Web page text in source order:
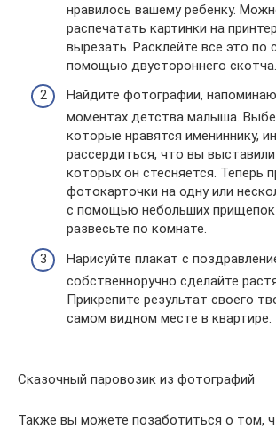
нравилось вашему ребенку.
распечатать картинки на
вырезать. Расклейте все это по
помощью двустороннего скотча.
Найдите фотографии,
моментах детства малыша.
которые нравятся имениннику,
рассердиться, что вы
которых он стесняется. Теперь
фотокарточки на одну или
с помощью небольших
развесьте по комнате.
Нарисуйте плакат с
собственноручно сделайте
Прикрепите результат своего
самом видном месте в квартире.
Сказочный паровозик из фотографий
Также вы можете позаботиться о том,